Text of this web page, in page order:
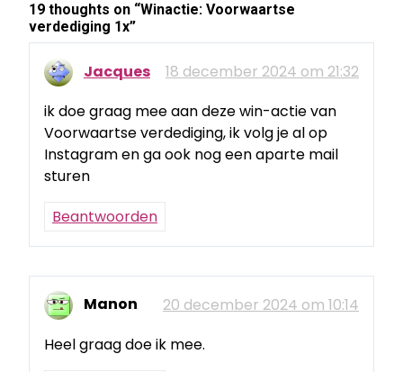
19 thoughts on “Winactie: Voorwaartse
verdediging 1x”
Jacques
18 december 2024 om 21:32
ik doe graag mee aan deze win-actie van
Voorwaartse verdediging, ik volg je al op
Instagram en ga ook nog een aparte mail
sturen
Beantwoorden
Manon
20 december 2024 om 10:14
Heel graag doe ik mee.